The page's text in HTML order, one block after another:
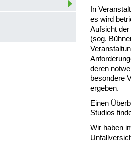
In
es wird
Aufsicht der
(sog.
deren
besondere
ergeben.
Einen
Studios
Wir haben